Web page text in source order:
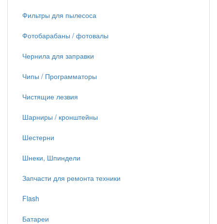
Фильтры для пылесоса
Фотобарабаны / фотовалы
Чернила для заправки
Чипы / Программаторы
Чистящие лезвия
Шарниры / кронштейны
Шестерни
Шнеки, Шпиндели
Запчасти для ремонта техники
Flash
Батареи